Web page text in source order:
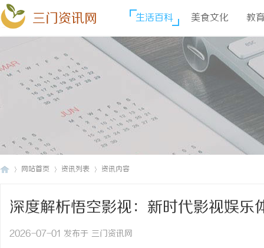
三门资讯网 生活百科 美食文化 教
网站首页 资讯列表 资讯内容
深度解析悟空影视：新时代影视娱乐
2026-07-01 发布于 三门资讯网